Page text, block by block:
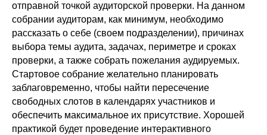
отправной точкой аудиторской проверки. На данном
собрании аудиторам, как минимум, необходимо
рассказать о себе (своем подразделении), причинах
выбора темы аудита, задачах, периметре и сроках
проверки, а также собрать пожелания аудируемых.
Стартовое собрание желательно планировать
заблаговременно, чтобы найти пересечение
свободных слотов в календарях участников и
обеспечить максимальное их присутствие. Хорошей
практикой будет проведение интерактивного